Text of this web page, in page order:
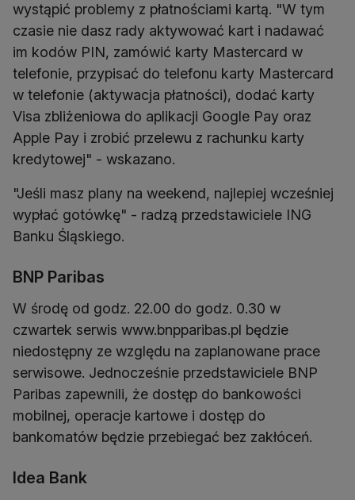
wystąpić problemy z płatnościami kartą. "W tym
czasie nie dasz rady aktywować kart i nadawać
im kodów PIN, zamówić karty Mastercard w
telefonie, przypisać do telefonu karty Mastercard
w telefonie (aktywacja płatności), dodać karty
Visa zbliżeniowa do aplikacji Google Pay oraz
Apple Pay i zrobić przelewu z rachunku karty
kredytowej" - wskazano.
"Jeśli masz plany na weekend, najlepiej wcześniej
wypłać gotówkę" - radzą przedstawiciele ING
Banku Śląskiego.
BNP Paribas
W środę od godz. 22.00 do godz. 0.30 w
czwartek serwis www.bnpparibas.pl będzie
niedostępny ze względu na zaplanowane prace
serwisowe. Jednocześnie przedstawiciele BNP
Paribas zapewnili, że dostęp do bankowości
mobilnej, operacje kartowe i dostęp do
bankomatów będzie przebiegać bez zakłóceń.
Idea Bank